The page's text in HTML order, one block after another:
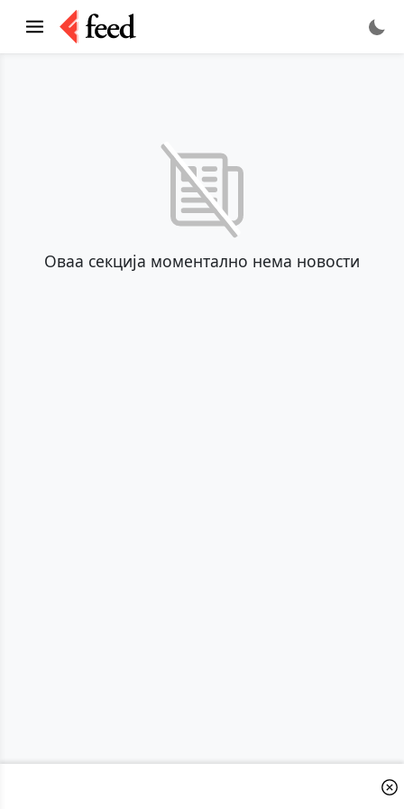
Оваа секција моментално нема новости